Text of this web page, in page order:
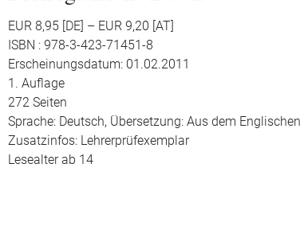
EUR 8,95 [DE] – EUR 9,20 [AT]
ISBN : 978-3-423-71451-8
Erscheinungsdatum: 01.02.2011
1. Auflage
272 Seiten
Sprache: Deutsch, Übersetzung: Aus dem
Zusatzinfos: Lehrerprüfexemplar
Lesealter ab 14